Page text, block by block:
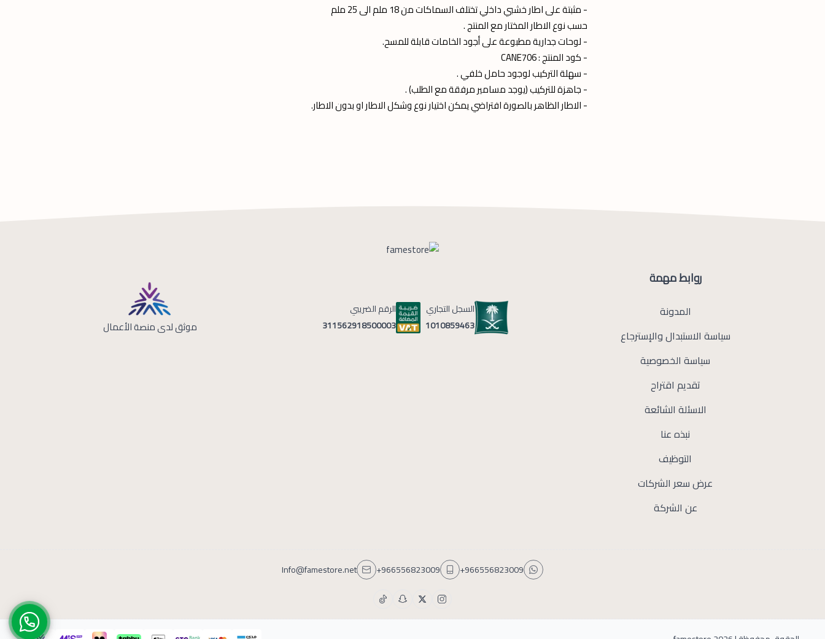
- مثبتة على اطار خشبي داخلي تختلف السماكات من 18 ملم الى 25 ملم
حسب نوع الاطار المختار مع المنتج .
- لوحات جدارية مطبوعة على أجود الخامات قابلة للمسح.
- كود المنتج : CANE706
- سهلة التركيب لوجود حامل خلفي .
- جاهزة للتركيب (يوجد مسامير مرفقة مع الطلب) .
- الاطار الظاهر بالصورة افتراضي يمكن اختيار نوع وشكل الاطار او بدون الاطار.
روابط مهمة
المدونة
سياسة الاستبدال والإسترجاع
سياسة الخصوصية
تقديم اقتراح
الاسئلة الشائعة
نبذه عنا
التوظيف
عرض سعر الشركات
عن الشركة
السجل التجاري
1010859463
الرقم الضريبي
311562918500003
موثق لدى منصة الأعمال
+966556823009
+966556823009
Info@famestore.net